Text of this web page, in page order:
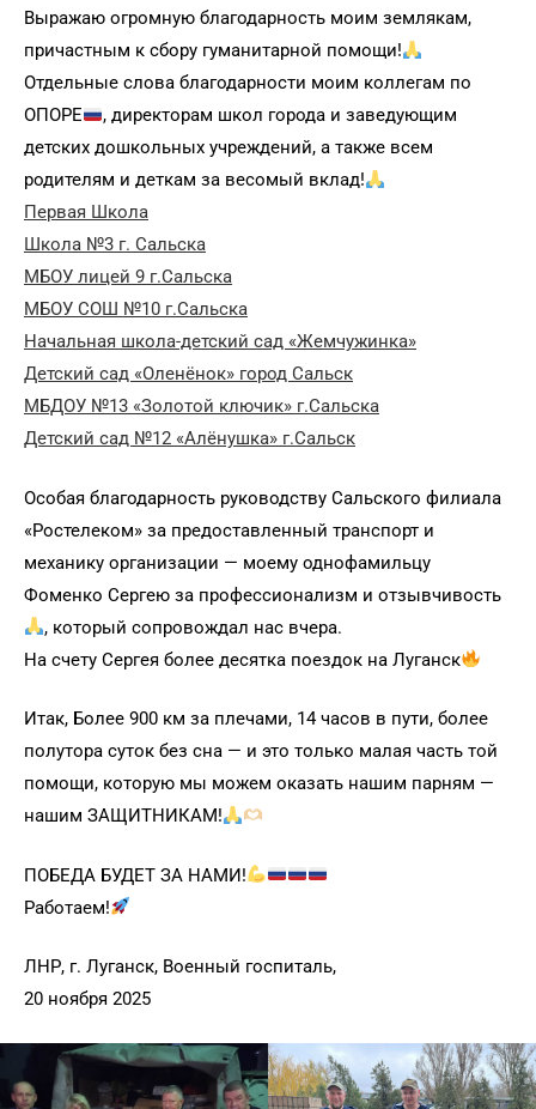
Выражаю огромную благодарность моим землякам,
причастным к сбору гуманитарной помощи!
Отдельные слова благодарности моим коллегам по
ОПОРЕ
, директорам школ города и заведующим
детских дошкольных учреждений, а также всем
родителям и деткам за весомый вклад!
Первая Школа
Школа №3 г. Сальска
МБОУ лицей 9 г.Сальска
МБОУ СОШ №10 г.Сальска
Начальная школа-детский сад «Жемчужинка»
Детский сад «Оленёнок» город Сальск
МБДОУ №13 «Золотой ключик» г.Сальска
Детский сад №12 «Алёнушка» г.Сальск
Особая благодарность руководству Сальского филиала
«Ростелеком» за предоставленный транспорт и
механику организации — моему однофамильцу
Фоменко Сергею за профессионализм и отзывчивость
, который сопровождал нас вчера.
На счету Сергея более десятка поездок на Луганск
Итак, Более 900 км за плечами, 14 часов в пути, более
полутора суток без сна — и это только малая часть той
помощи, которую мы можем оказать нашим парням —
нашим ЗАЩИТНИКАМ!
ПОБЕДА БУДЕТ ЗА НАМИ!
Работаем!
ЛНР, г. Луганск, Военный госпиталь,
20 ноября 2025